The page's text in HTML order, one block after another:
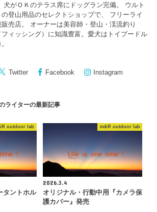
犬がＯＫのテラス席にドッグラン完備。 ウルト
の登山用品のセレクトショップで、 フリーライ
販売店。 オーナーは美容師・登山・渓流釣り
フィッシング）に知識豊富。愛犬はトイプードル
Twitter Facebook Instagram
ライターの最新記事
outdoor lab
タントホル
m&R outdoor lab
2026.3.4
オリジナル・行動中用『カメラ保
護カバー』発売